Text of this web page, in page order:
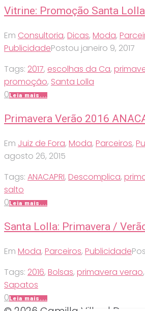
Vitrine: Promoção Santa Lolla
Em Consultoria, Dicas, Moda,
PublicidadePostou janeiro 9, 2017
Tags: 2017, escolhas da Ca,
promoção, Santa Lolla
0Leia mais...
Primavera Verão 2016
Em Juiz de Fora, Moda, Parceiros,
agosto 26, 2015
Tags: ANACAPRI, Descomplica,
salto
0Leia mais...
Santa Lolla: Primavera /
Em Moda, Parceiros, Publicidade
Tags: 2016, Bolsas, primavera verao,
Sapatos
0Leia mais...